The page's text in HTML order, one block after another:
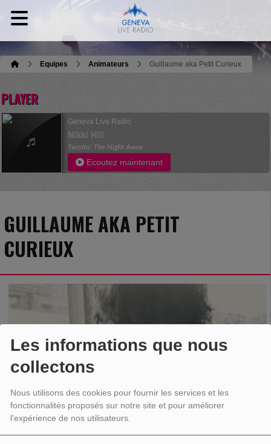
Les informations que nous
collectons
Nous utilisons des cookies pour fournir les services et les
fonctionnalités proposés sur notre site et pour améliorer
l'expérience de nos utilisateurs.
Equipes Animateurs Guillaume aka Petit Curieux
PLAYER
Geneva Live Radio
Nikki Hill
Twistin` The Night Away
Ecoutez maintenant
GUILLAUME AKA PETIT
CURIEUX